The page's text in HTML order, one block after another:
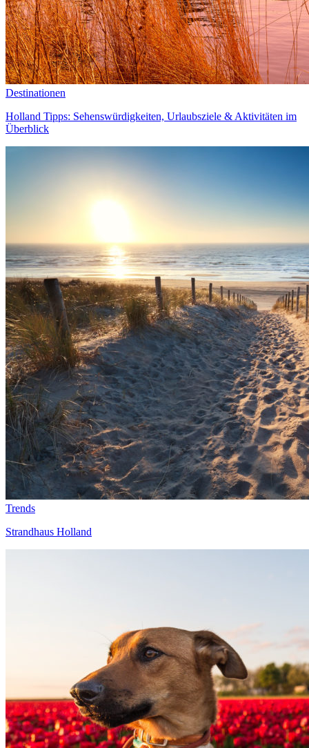
Destinationen
Holland Tipps: Sehenswürdigkeiten, Urlaubsziele & Aktivitäten im
Überblick
Trends
Strandhaus Holland